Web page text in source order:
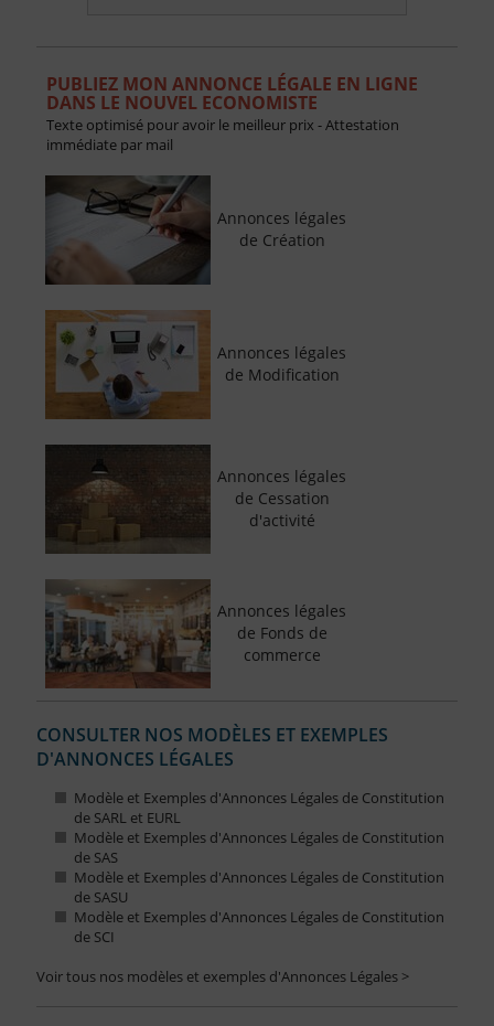
PUBLIEZ MON ANNONCE LÉGALE EN LIGNE
DANS LE NOUVEL ECONOMISTE
Texte optimisé pour avoir le meilleur prix - Attestation
immédiate par mail
Annonces légales
de Création
Annonces légales
de Modification
Annonces légales
de Cessation
d'activité
Annonces légales
de Fonds de
commerce
CONSULTER NOS MODÈLES ET EXEMPLES
D'ANNONCES LÉGALES
Modèle et Exemples d'Annonces Légales de Constitution
de SARL et EURL
Modèle et Exemples d'Annonces Légales de Constitution
de SAS
Modèle et Exemples d'Annonces Légales de Constitution
de SASU
Modèle et Exemples d'Annonces Légales de Constitution
de SCI
Voir tous nos modèles et exemples d'Annonces Légales >